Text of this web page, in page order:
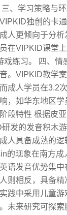
、学习策略与
独创的卡
人更倾向于分
在VIPKID课堂
戏练习。 四、
。VIPKID教学
成人学员在3.2
，如华东地区
段特性 根据皮
发的发音积木
人具备成熟的逻
的现象在南方
语发音优势集
则相反，具备
践中采用儿童
未来研究可探